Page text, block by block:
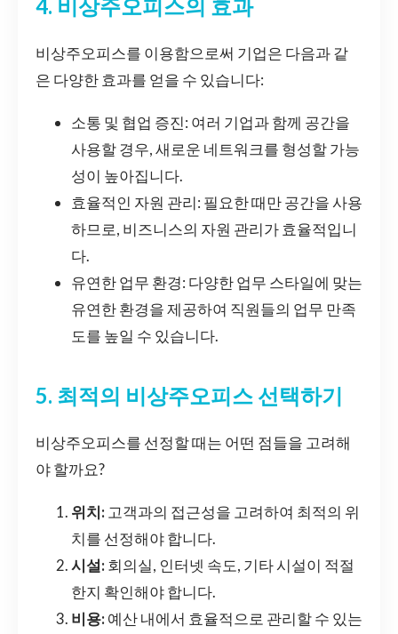
4. 비상주오피스의 효과
비상주오피스를 이용함으로써 기업은 다음과 같
은 다양한 효과를 얻을 수 있습니다:
소통 및 협업 증진: 여러 기업과 함께 공간을
사용할 경우, 새로운 네트워크를 형성할 가능
성이 높아집니다.
효율적인 자원 관리: 필요한 때만 공간을 사용
하므로, 비즈니스의 자원 관리가 효율적입니
다.
유연한 업무 환경: 다양한 업무 스타일에 맞는
유연한 환경을 제공하여 직원들의 업무 만족
도를 높일 수 있습니다.
5. 최적의 비상주오피스 선택하기
비상주오피스를 선정할 때는 어떤 점들을 고려해
야 할까요?
위치: 고객과의 접근성을 고려하여 최적의 위
치를 선정해야 합니다.
시설: 회의실, 인터넷 속도, 기타 시설이 적절
한지 확인해야 합니다.
비용: 예산 내에서 효율적으로 관리할 수 있는